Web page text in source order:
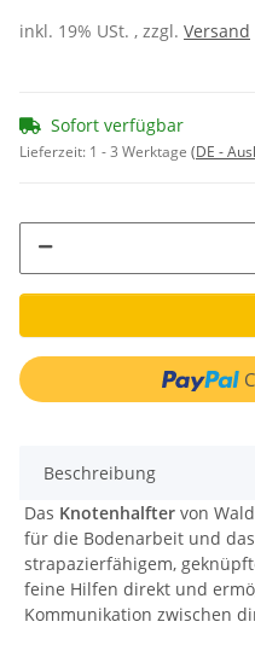
inkl. 19% USt. , zzgl. Versand
Sofort verfügbar
Lieferzeit: 1 - 3 Werktage (DE -
Beschreibung
Das Knotenhalfter von
für die Bodenarbeit und
strapazierfähigem,
feine Hilfen direkt und
Kommunikation zwischen